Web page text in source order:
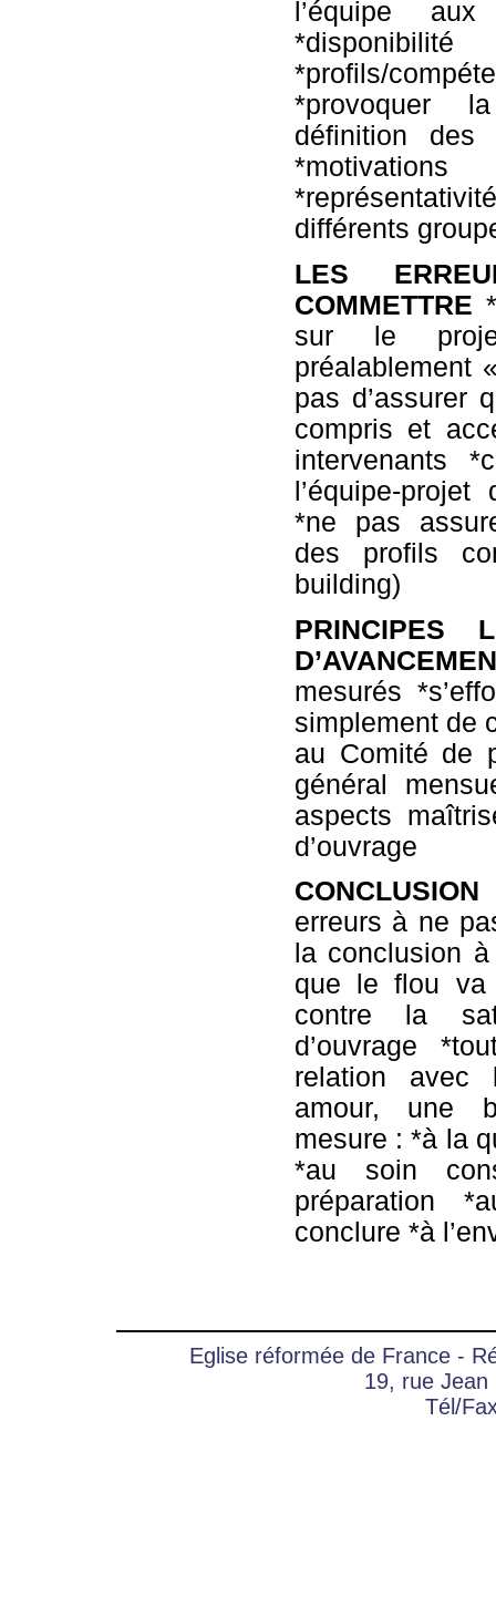
l’équipe
*profils/
*provoquer
définition
différents
LES
COMMETTRE
sur le
préalablement
pas d’assurer
compris et
intervenants
l’équipe-projet
*ne pas
des profils
building)
PRINCIPES
mesurés
simplement de
au Comité de
général
aspects
d’ouvrage
erreurs à ne
la conclusion
que le flou va
contre la
d’ouvrage
relation avec
amour, une
mesure : *à la
*au soin
préparation
conclure *à
Eglise réformée de France -
19, rue Jean
Tél/